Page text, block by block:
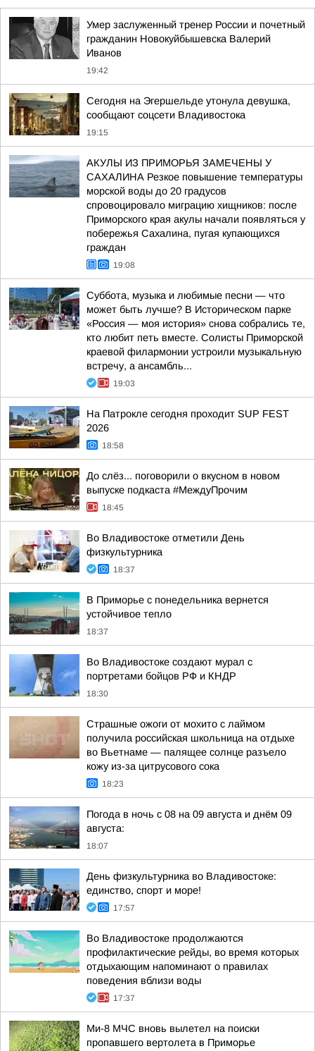
Умер заслуженный тренер России и почетный
гражданин Новокуйбышевска Валерий
Иванов
19:42
Сегодня на Эгершельде утонула девушка,
сообщают соцсети Владивостока
19:15
АКУЛЫ ИЗ ПРИМОРЬЯ ЗАМЕЧЕНЫ У
САХАЛИНА Резкое повышение температуры
морской воды до 20 градусов
спровоцировало миграцию хищников: после
Приморского края акулы начали появляться у
побережья Сахалина, пугая купающихся
граждан
19:08
Суббота, музыка и любимые песни — что
может быть лучше? В Историческом парке
«Россия — моя история» снова собрались те,
кто любит петь вместе. Солисты Приморской
краевой филармонии устроили музыкальную
встречу, а ансамбль...
19:03
На Патрокле сегодня проходит SUP FEST
2026
18:58
До слёз... поговорили о вкусном в новом
выпуске подкаста #МеждуПрочим
18:45
Во Владивостоке отметили День
физкультурника
18:37
В Приморье с понедельника вернется
устойчивое тепло
18:37
Во Владивостоке создают мурал с
портретами бойцов РФ и КНДР
18:30
Страшные ожоги от мохито с лаймом
получила российская школьница на отдыхе
во Вьетнаме — палящее солнце разъело
кожу из-за цитрусового сока
18:23
Погода в ночь с 08 на 09 августа и днём 09
августа:
18:07
День физкультурника во Владивостоке:
единство, спорт и море!
17:57
Во Владивостоке продолжаются
профилактические рейды, во время которых
отдыхающим напоминают о правилах
поведения вблизи воды
17:37
Ми-8 МЧС вновь вылетел на поиски
пропавшего вертолета в Приморье